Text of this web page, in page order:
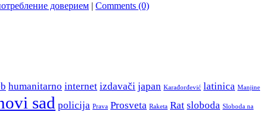
доверием | Comments (0)
humanitarno internet izdavači japan Karađorđević latinica Manjine
sad policija Prava Prosveta Raketa Rat sloboda Sloboda na